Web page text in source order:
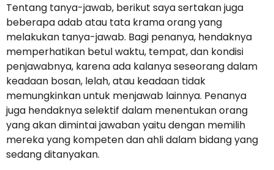
Tentang tanya-jawab, berikut saya sertakan juga
beberapa adab atau tata krama orang yang
melakukan tanya-jawab. Bagi penanya, hendaknya
memperhatikan betul waktu, tempat, dan kondisi
penjawabnya, karena ada kalanya seseorang dalam
keadaan bosan, lelah, atau keadaan tidak
memungkinkan untuk menjawab lainnya. Penanya
juga hendaknya selektif dalam menentukan orang
yang akan dimintai jawaban yaitu dengan memilih
mereka yang kompeten dan ahli dalam bidang yang
sedang ditanyakan.